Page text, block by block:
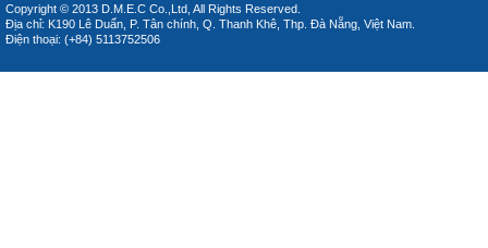
Copyright © 2013 D.M.E.C Co.,Ltd, All Rights Reserved.
Địa chỉ: K190 Lê Duẩn, P. Tân chính, Q. Thanh Khê, Thp. Đà Nẵng, Việt Nam.
Điện thoại: (+84) 5113752506